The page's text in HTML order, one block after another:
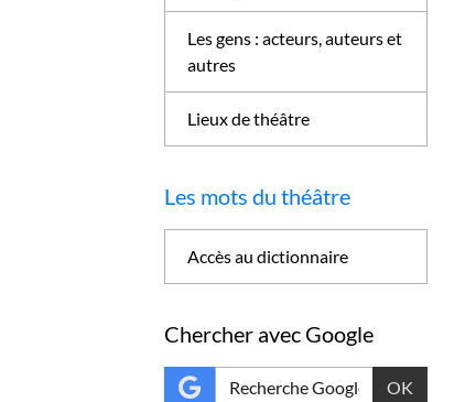
Les gens : acteurs, auteurs et
autres
Lieux de théâtre
Les mots du théâtre
Accès au dictionnaire
Chercher avec Google
OK